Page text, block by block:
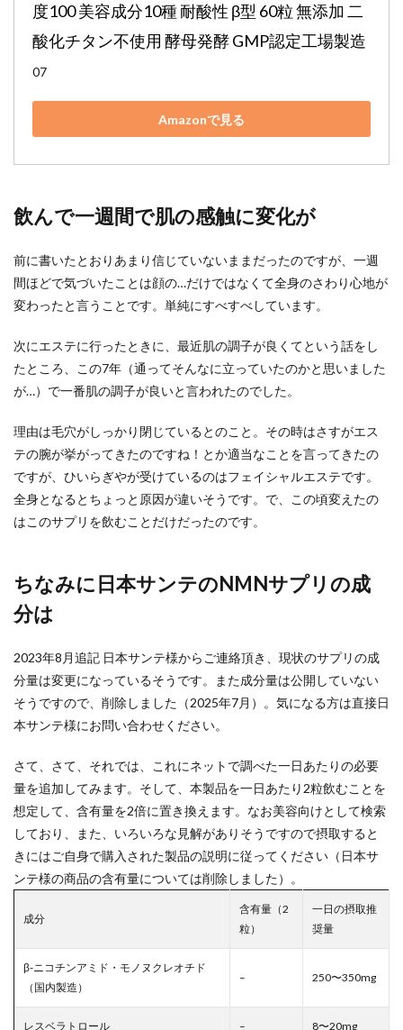
度100 美容成分10種 耐酸性 β型 60粒 無添加 二
酸化チタン不使用 酵母発酵 GMP認定工場製造
07
Amazonで見る
飲んで一週間で肌の感触に変化が
前に書いたとおりあまり信じていないままだったのですが、一週
間ほどで気づいたことは顔の…だけではなくて全身のさわり心地が
変わったと言うことです。単純にすべすべしています。
次にエステに行ったときに、最近肌の調子が良くてという話をし
たところ、この7年（通ってそんなに立っていたのかと思いました
が…）で一番肌の調子が良いと言われたのでした。
理由は毛穴がしっかり閉じているとのこと。その時はさすがエス
テの腕が挙がってきたのですね！とか適当なことを言ってきたの
ですが、ひいらぎやが受けているのはフェイシャルエステです。
全身となるとちょっと原因が違いそうです。で、この頃変えたの
はこのサプリを飲むことだけだったのです。
ちなみに日本サンテのNMNサプリの成
分は
2023年8月追記 日本サンテ様からご連絡頂き、現状のサプリの成
分量は変更になっているそうです。また成分量は公開していない
そうですので、削除しました（2025年7月）。気になる方は直接日
本サンテ様にお問い合わせください。
さて、さて、それでは、これにネットで調べた一日あたりの必要
量を追加してみます。そして、本製品を一日あたり2粒飲むことを
想定して、含有量を2倍に置き換えます。なお美容向けとして検索
しており、また、いろいろな見解がありそうですので摂取すると
きにはご自身で購入された製品の説明に従ってください（日本サ
ンテ様の商品の含有量については削除しました）。
成分
含有量（2
粒）
一日の摂取推
奨量
β-ニコチンアミド・モノヌクレオチド
（国内製造）
– 250〜350mg
レスベラトロール – 8〜20mg